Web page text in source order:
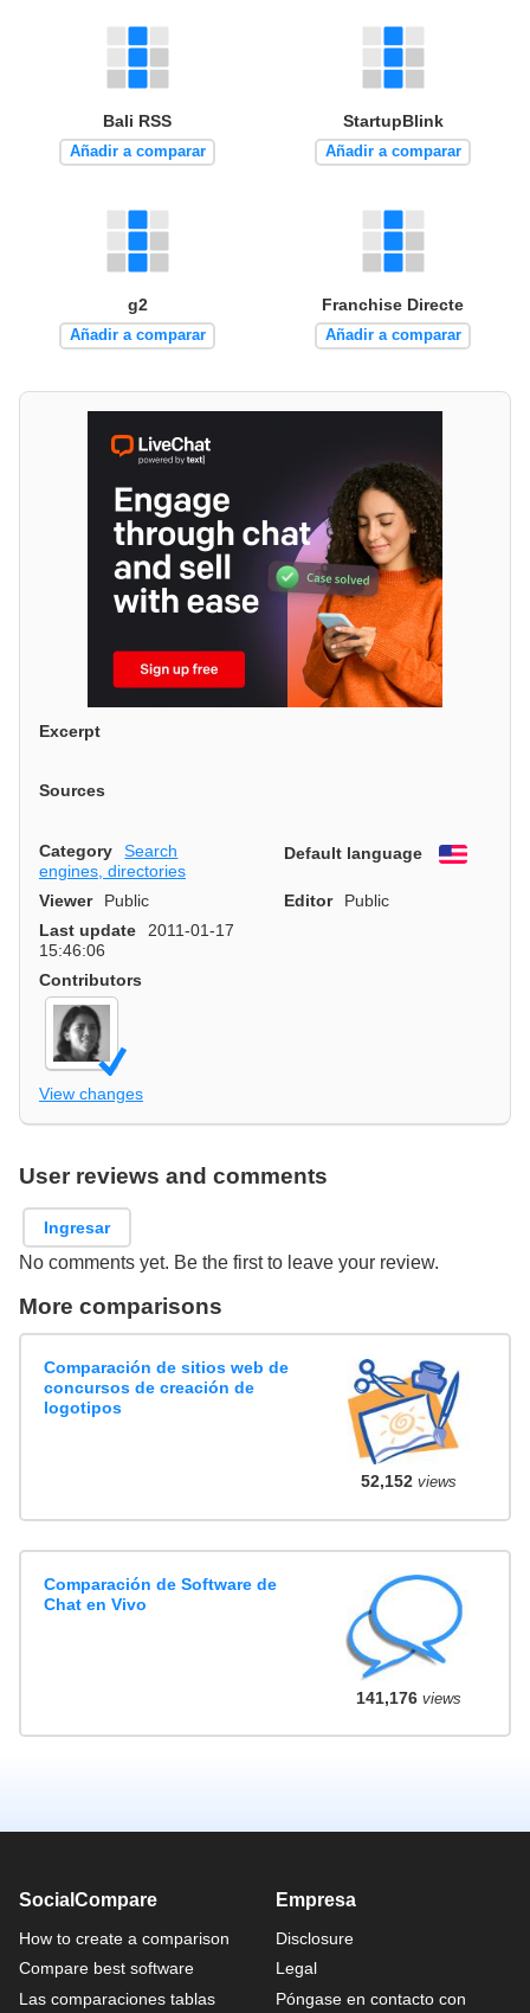
Bali RSS
Añadir a comparar
StartupBlink
Añadir a comparar
g2
Añadir a comparar
Franchise Directe
Añadir a comparar
Excerpt
Sources
Category
Search
engines, directories
Default language English
Viewer Public Editor
Public
Last update
2011-01-17
15:46:06
Contributors
View changes
User reviews and comments
Ingresar
No comments yet. Be the first to leave your review.
More comparisons
Comparación de sitios web de
concursos de creación de
logotipos
52,152views
Comparación de Software de
Chat en Vivo
141,176views
SocialCompare
How to create a comparison
Compare best software
Las comparaciones tablas
Empresa
Disclosure
Legal
Póngase en contacto con